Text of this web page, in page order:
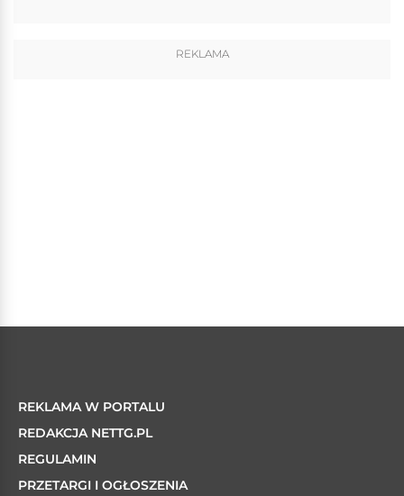
REKLAMA
REKLAMA W PORTALU
REDAKCJA NETTG.PL
REGULAMIN
PRZETARGI I OGŁOSZENIA